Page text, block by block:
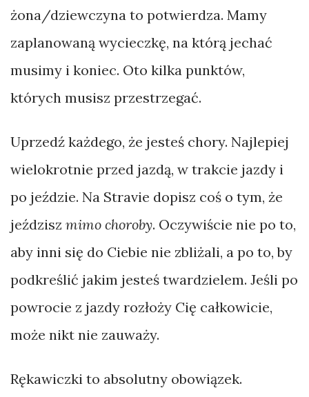
żona/dziewczyna to potwierdza. Mamy
zaplanowaną wycieczkę, na którą jechać
musimy i koniec. Oto kilka punktów,
których musisz przestrzegać.
Uprzedź każdego, że jesteś chory. Najlepiej
wielokrotnie przed jazdą, w trakcie jazdy i
po jeździe. Na Stravie dopisz coś o tym, że
jeździsz mimo choroby. Oczywiście nie po to,
aby inni się do Ciebie nie zbliżali, a po to, by
podkreślić jakim jesteś twardzielem. Jeśli po
powrocie z jazdy rozłoży Cię całkowicie,
może nikt nie zauważy.
Rękawiczki to absolutny obowiązek.